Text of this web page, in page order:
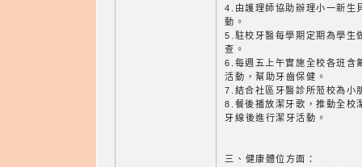
4.由護理師協助辦理小一新生
動。
5.駐校牙醫每學期定期為學生
查。
6.每週五上午實施全校各班含
活動，幫助牙齒保健。
7.結合社區牙醫診所蒞校為小
8.餐後播放潔牙歌，推動全校
牙線後進行潔牙活動。
三、健康體位方面：